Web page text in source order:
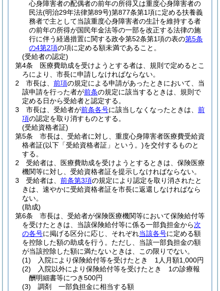
心身障害者の配偶者の前年の所得又は重度心身障害者の
民法(明治29年法律第89号)第877条第1項に定める扶養義
務者で主として当該重度心身障害者の生計を維持する者
の前年の所得が国民年金法等の一部を改正する法律の施
行に伴う経過措置に関する政令第52条第1項の表の第5条
の4第2項の項に定める額未満であること。
(受給者の認定)
第4条
医療費助成を受けようとする者は、規則で定めるとこ
ろにより、市長に申請しなければならない。
2
市長は、 前項の規定による申請があったときにおいて、当
該申請を行った者が前条の規定に該当するときは、規則で
定める日から受給者と認定する。
3
市長は、受給者が前条各号に該当しなくなったときは、 前
項の認定を取り消すものとする。
(受給資格者証)
第5条
市長は、受給者に対し、重度心身障害者医療費受給資
格者証(以下「受給資格者証」という。)を交付するものと
する。
2
受給者は、医療費助成を受けようとするときは、保険医療
機関等に対し、受給資格者証を提示しなければならない。
3
受給者は、 前条第3項の規定により認定を取り消されたと
きは、速やかに受給資格者証を市長に返還しなければなら
ない。
(助成)
第6条
市長は、受給者が保険医療機関等において保険給付等
を受けたときは、当該保険給付等に係る一部負担金から次
の各号に掲げる区分に応じ、それぞれ当該各号に定める額
を控除した額の助成を行う。 ただし、当該一部負担金の額
が当該控除した額に満たないときは、この限りでない。
(1)
入院により保険給付等を受けたとき 1人月額1,000円
(2)
入院以外により保険給付等を受けたとき 1の診療報
酬明細書等につき500円
(3)
調剤 一部負担金に相当する額